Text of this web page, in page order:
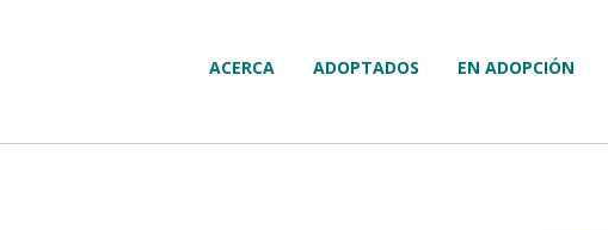
EN ADOPCIÓN
ADOPTADOS
ACERCA